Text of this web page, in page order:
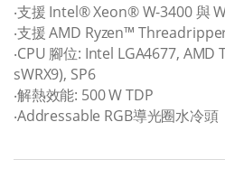
‧支援 Intel® Xeon® W-3400 與
‧支援 AMD Ryzen™
‧CPU 腳位: Intel LGA4677, AMD
sWRX9), SP6
‧解熱效能: 500 W TDP
‧Addressable RGB導光圈水冷頭